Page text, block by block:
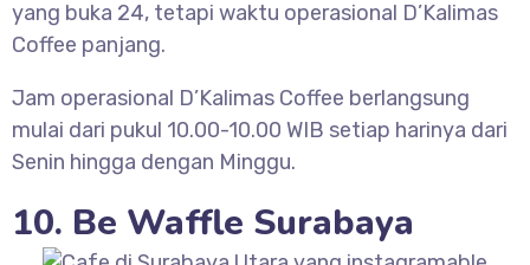
yang buka 24, tetapi waktu operasional D’Kalimas
Coffee panjang.
Jam operasional D’Kalimas Coffee berlangsung
mulai dari pukul 10.00-10.00 WIB setiap harinya dari
Senin hingga dengan Minggu.
10. Be Waffle Surabaya